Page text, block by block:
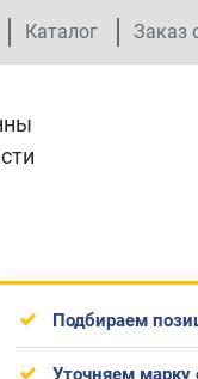
Каталог Заказ
Подбираем
Уточняем